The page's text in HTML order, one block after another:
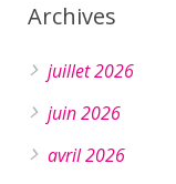
Archives
juillet 2026
juin 2026
avril 2026